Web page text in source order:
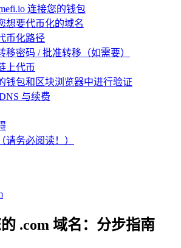
连接您的钱包
想要代币化的域名
币化路径
移密码 / 批准转移（如需要）
上代币
钱包和区块浏览器中进行验证
与续费
请务必阅读！）
.com 域名：分步指南